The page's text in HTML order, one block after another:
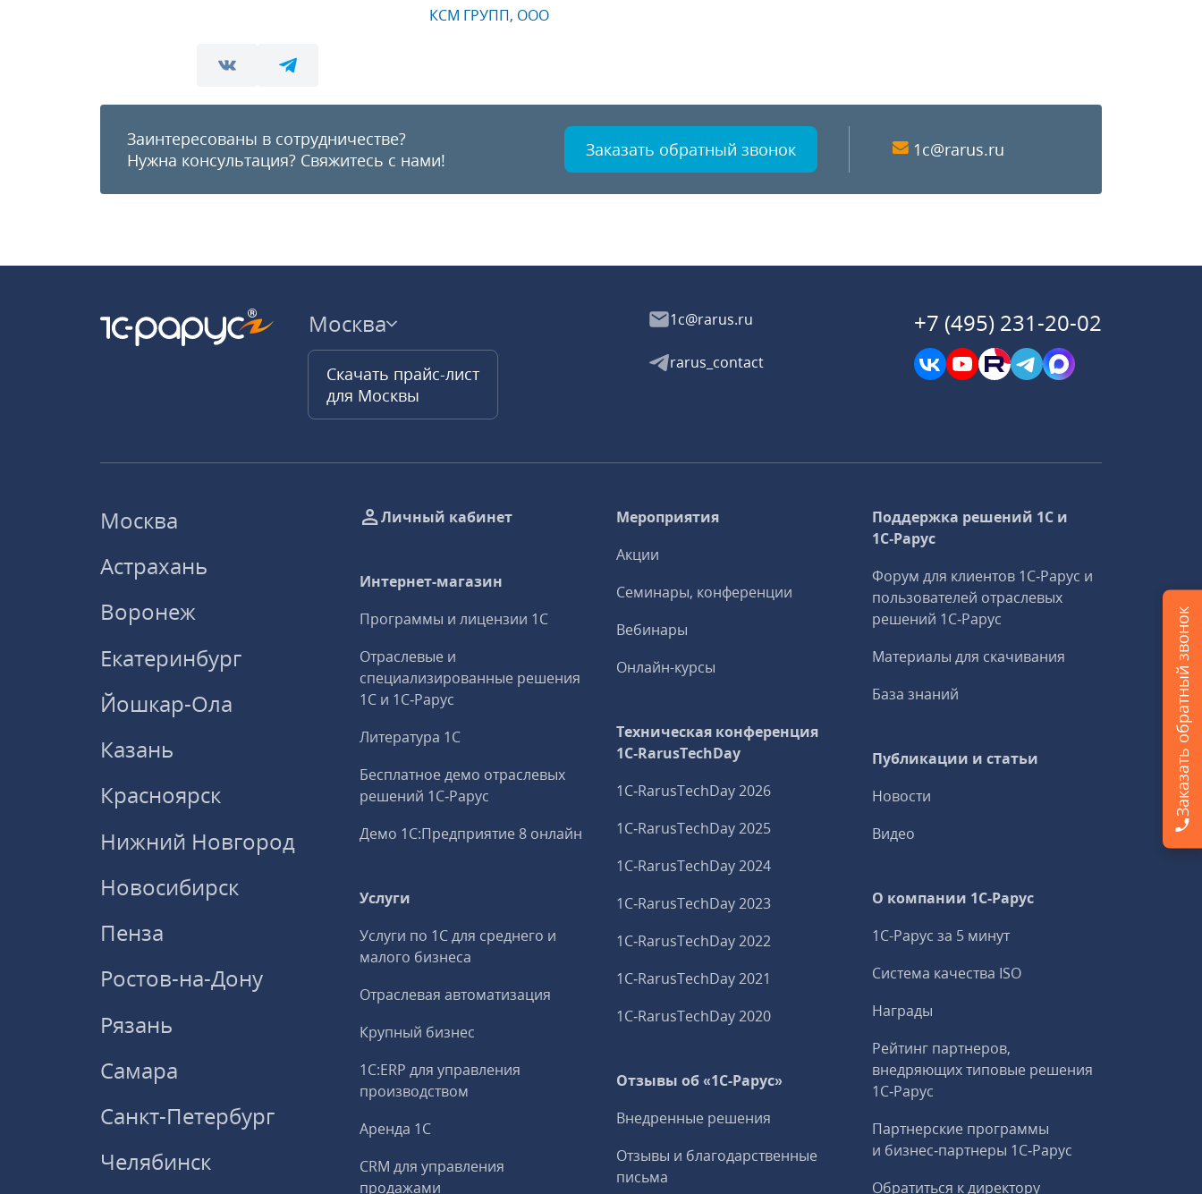
КСМ ГРУПП, ООО
Заинтересованы в сотрудничестве?
Нужна консультация? Свяжитесь с нами! Заказать обратный звонок 1c@rarus.ru
Москва
Скачать прайс-лист
для Москвы
1c@rarus.ru
rarus_contact
+7 (495) 231-20-02
Москва
Астрахань
Воронеж
Екатеринбург
Йошкар-Ола
Казань
Красноярск
Нижний Новгород
Новосибирск
Пенза
Ростов-на-Дону
Рязань
Самара
Санкт-Петербург
Челябинск
Личный кабинет
Интернет-магазин
Программы и лицензии 1С
Отраслевые и
специализированные решения
1С и 1С‑Рарус
Литература 1С
Бесплатное демо отраслевых
решений 1С‑Рарус
Демо 1С:Предприятие 8 онлайн
Услуги
Услуги по 1С для среднего и
малого бизнеса
Отраслевая автоматизация
Крупный бизнес
1С:ERP для управления
производством
Аренда 1С
CRM для управления
продажами
Мероприятия
Акции
Семинары, конференции
Вебинары
Онлайн-курсы
Техническая конференция
1C‑RarusTechDay
1C‑RarusTechDay 2026
1C‑RarusTechDay 2025
1C‑RarusTechDay 2024
1C‑RarusTechDay 2023
1C‑RarusTechDay 2022
1C‑RarusTechDay 2021
1C‑RarusTechDay 2020
Отзывы об «1С-Рарус»
Внедренные решения
Отзывы и благодарственные
письма
Поддержка решений 1С и
1С‑Рарус
Форум для клиентов 1С‑Рарус и
пользователей отраслевых
решений 1С‑Рарус
Материалы для скачивания
База знаний
Публикации и статьи
Новости
Видео
О компании 1C-Рарус
1С-Рарус за 5 минут
Система качества ISO
Награды
Рейтинг партнеров,
внедряющих типовые решения
1С‑Рарус
Партнерские программы
и бизнес‑партнеры 1С‑Рарус
Обратиться к директору
Заказать обратный звонок